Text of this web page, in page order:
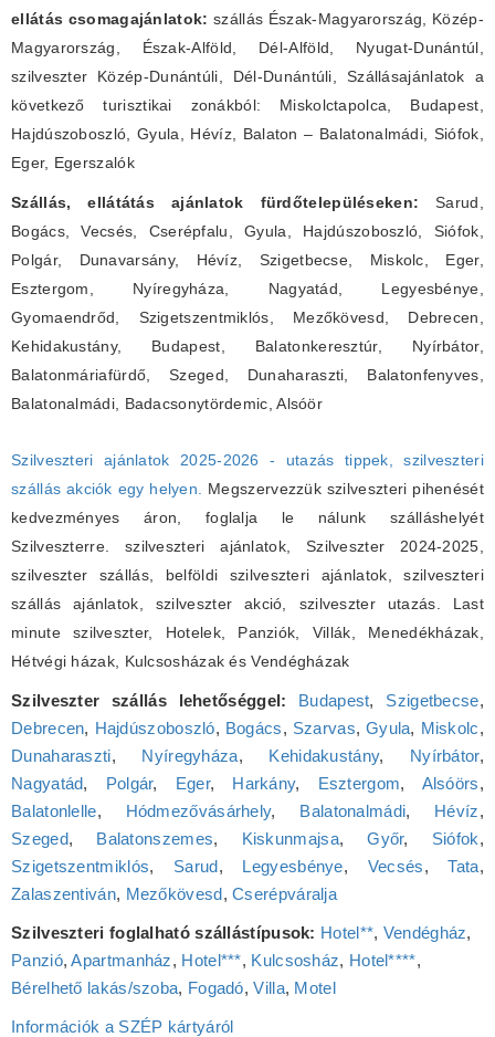
ellátás csomagajánlatok: szállás Észak-Magyarország, Közép-
Magyarország, Észak-Alföld, Dél-Alföld, Nyugat-Dunántúl,
szilveszter Közép-Dunántúli, Dél-Dunántúli, Szállásajánlatok a
következő turisztikai zonákból: Miskolctapolca, Budapest,
Hajdúszoboszló, Gyula, Hévíz, Balaton – Balatonalmádi, Siófok,
Eger, Egerszalók
Szállás, ellátátás ajánlatok fürdőtelepüléseken:Sarud,
Bogács, Vecsés, Cserépfalu, Gyula, Hajdúszoboszló, Siófok,
Polgár, Dunavarsány, Hévíz, Szigetbecse, Miskolc, Eger,
Esztergom, Nyíregyháza, Nagyatád, Legyesbénye,
Gyomaendrőd, Szigetszentmiklós, Mezőkövesd, Debrecen,
Kehidakustány, Budapest, Balatonkeresztúr, Nyírbátor,
Balatonmáriafürdő, Szeged, Dunaharaszti, Balatonfenyves,
Balatonalmádi, Badacsonytördemic, Alsóör
Szilveszteri ajánlatok 2025-2026 - utazás tippek, szilveszteri
szállás akciók egy helyen.
Megszervezzük szilveszteri pihenését
kedvezményes áron, foglalja le nálunk szálláshelyét
Szilveszterre. szilveszteri ajánlatok, Szilveszter 2024-2025,
szilveszter szállás, belföldi szilveszteri ajánlatok, szilveszteri
szállás ajánlatok, szilveszter akció, szilveszter utazás. Last
minute szilveszter, Hotelek, Panziók, Villák, Menedékházak,
Hétvégi házak, Kulcsosházak és Vendégházak
Szilveszter szállás lehetőséggel: Budapest, Szigetbecse,
Debrecen, Hajdúszoboszló, Bogács, Szarvas, Gyula, Miskolc,
Dunaharaszti, Nyíregyháza, Kehidakustány, Nyírbátor,
Nagyatád, Polgár, Eger, Harkány, Esztergom, Alsóörs,
Balatonlelle, Hódmezővásárhely, Balatonalmádi, Hévíz,
Szeged, Balatonszemes, Kiskunmajsa,Győr, Siófok,
Szigetszentmiklós, Sarud, Legyesbénye, Vecsés,Tata,
Zalaszentiván, Mezőkövesd,Cserépváralja
Szilveszteri foglalható szállástípusok: Hotel**, Vendégház,
Panzió,Apartmanház, Hotel***, Kulcsosház, Hotel****,
Bérelhető lakás/szoba, Fogadó,Villa, Motel
Információk a SZÉP kártyáról